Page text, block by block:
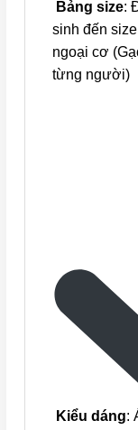
Bảng size:
sinh đến
ngoại cơ
từng người)
Kiểu dáng: